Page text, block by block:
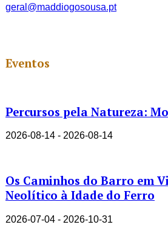
geral@maddiogosousa.pt
Eventos
Percursos pela Natureza:
2026-08-14 - 2026-08-14
Os Caminhos do Barro em
Neolítico à Idade do Ferro
2026-07-04 - 2026-10-31